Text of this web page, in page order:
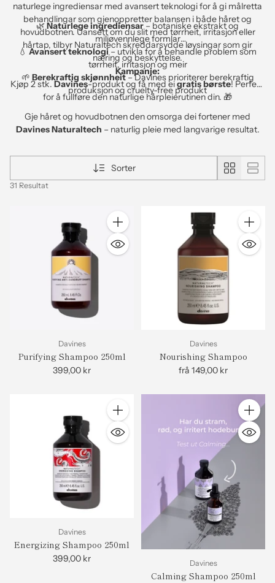
naturlege ingrediensar med avansert teknologi for å gi målretta
behandlingar som gjenoppretter balansen i både håret og
hovudbotnen. Uansett om du slit med tørrheit, irritasjon eller
hårtap, tilbyr Naturaltech skreddarsydde løysingar som gir
næring og beskyttelse.
🌿Naturlege ingrediensar– botaniske ekstrakt og
miljøvennlege formlar
💧Avansert teknologi– utvikla for å behandle problem som
tørrheit, irritasjon og meir
🌱 Berekraftig skjønnheit– Davines prioriterer berekraftig
produksjon og cruelty-free produkt
Kampanje:
Kjøp 2 stk.Davines-produkt og få med eigratis børste! Perfekt
for å fullføre den naturlige hårpleierutinen din. 🎁
Gje håret og hovudbotnen den omsorga dei fortener med
Davines Naturaltech – naturlig pleie med langvarige resultat.
Sorter
31 Resultat
Antall
Davines
Purifying Shampoo 250ml
399,00 kr
Antall
Davines
Nourishing Shampoo
frå 149,00 kr
Antall
Davines
Energizing Shampoo 250ml
399,00 kr
Antall
Davines
Calming Shampoo 250ml